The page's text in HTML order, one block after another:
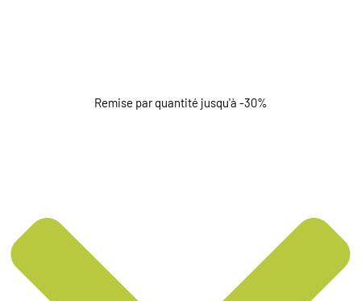
Remise par quantité jusqu'à -30%